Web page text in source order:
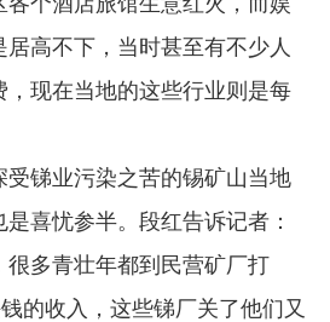
高不下，当时甚至有不少人
现在当地的这些行业则是每
锑业污染之苦的锡矿山当地
喜忧参半。段红告诉记者：
多青壮年都到民营矿厂打
的收入，这些锑厂关了他们又